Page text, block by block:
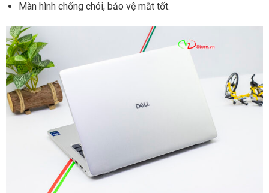
Màn hình chống chói, bảo vệ mắt tốt.